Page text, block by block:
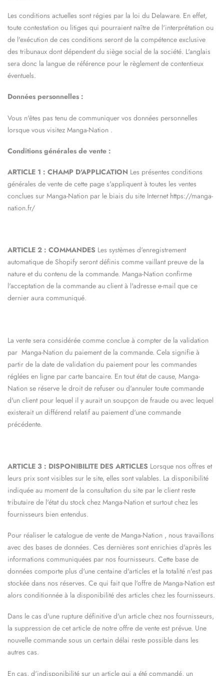
Les conditions actuelles sont régies par la loi du Delaware. En effet,
toute contestation ou litiges qui pourraient naître de l'interprétation ou
de l'exécution de ces conditions seront de la compétence exclusive
des tribunaux dont dépendent du siège social de la société. L'anglais
sera donc la langue de référence pour le règlement de contentieux
éventuels.
Données personnelles :
Vous n'êtes pas tenu de communiquer vos données personnelles
lorsque vous visitez Manga-Nation .
Conditions générales de vente :
ARTICLE 1 : CHAMP D'APPLICATION Les présentes conditions
générales de vente de cette page s'appliquent à toutes les ventes
conclues sur Manga-Nation par le biais du site Internet https://manga-
nation.fr/
ARTICLE 2 : COMMANDES Les systèmes d'enregistrement
automatique de Shopify seront définis comme vaillant preuve de la
nature et du contenu de la commande. Manga-Nation confirme
l'acceptation de la commande au client à l'adresse e-mail que ce
dernier aura communiqué.
La vente sera considérée comme conclue à compter de la validation
par Manga-Nation du paiement de la commande. Cela signifie à
partir de la date de validation du paiement pour les commandes
réglées en ligne par carte bancaire. En tout état de cause, Manga-
Nation se réserve le droit de refuser ou d'annuler toute commande
d'un client pour lequel il y aurait un soupçon de fraude ou avec lequel
existerait un différend relatif au paiement d'une commande
précédente.
ARTICLE 3 : DISPONIBILITE DES ARTICLES Lorsque nos offres et
leurs prix sont visibles sur le site, elles sont valables. La disponibilité
indiquée au moment de la consultation du site par le client reste
tributaire de l'état du stock chez Manga-Nation et surtout chez les
fournisseurs bien entendus.
Pour réaliser le catalogue de vente de Manga-Nation , nous travaillons
avec des bases de données. Ces dernières sont enrichies d'après les
informations communiquées par nos fournisseurs. Cette base de
données comporte plus d'une centaine d'articles et la totalité n'est pas
stockée dans nos réserves. Ce qui fait que l'offre de Manga-Nation est
alors conditionnée à la disponibilité des articles chez les fournisseurs.
Dans le cas d'une rupture définitive d'un article chez nos fournisseurs,
la suppression de cet article de notre offre de vente est prévue. Une
nouvelle commande sous un certain délai reste possible dans les
autres cas.
En cas, d'indisponibilité sur un article qui a été commandé, un